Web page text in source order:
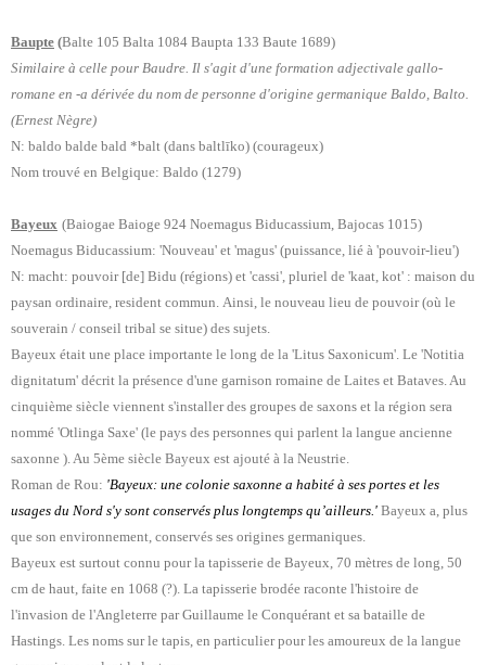
Baupte (Balte 105 Balta 1084 Baupta 133 Baute 1689)
Similaire à celle pour Baudre. Il s'agit d'une formation adjectivale gallo-
romane en -a dérivée du nom de personne d'origine germanique Baldo, Balto.
(Ernest Nègre)
N: baldo balde bald *balt (dans baltlīko) (courageux)
Nom trouvé en Belgique: Baldo (1279)
Bayeux (Baiogae Baioge 924 Noemagus Biducassium, Bajocas 1015)
Noemagus Biducassium: 'Nouveau' et 'magus' (puissance, lié à 'pouvoir-lieu')
N: macht: pouvoir [de] Bidu (régions) et 'cassi', pluriel de 'kaat, kot' : maison du
paysan ordinaire, resident commun. Ainsi, le nouveau lieu de pouvoir (où le
souverain / conseil tribal se situe) des sujets.
Bayeux était une place importante le long de la 'Litus Saxonicum'. Le 'Notitia
dignitatum' décrit la présence d'une garnison romaine de Laites et Bataves. Au
cinquième siècle viennent s'installer des groupes de saxons et la région sera
nommé 'Otlinga Saxe' (le pays des personnes qui parlent la langue ancienne
saxonne ). Au 5ème siècle Bayeux est ajouté à la Neustrie.
Roman de Rou: 'Bayeux: une colonie saxonne a habité à ses portes et les
usages du Nord s'y sont conservés plus longtemps qu’ailleurs.' Bayeux a, plus
que son environnement, conservés ses origines germaniques.
Bayeux est surtout connu pour la tapisserie de Bayeux, 70 mètres de long, 50
cm de haut, faite en 1068 (?). La tapisserie brodée raconte l'histoire de
l'invasion de l'Angleterre par Guillaume le Conquérant et sa bataille de
Hastings. Les noms sur le tapis, en particulier pour les amoureux de la langue